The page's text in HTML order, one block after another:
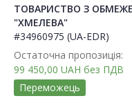
ТОВАРИСТВО З
"ХМЕЛЕВА"
#34960975 (UA-EDR)
Остаточна пропозиція:
99 450,00 UAH без ПДВ
Переможець